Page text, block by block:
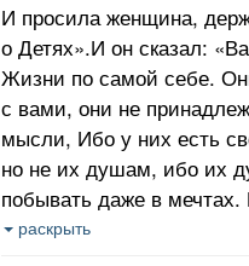
И просила женщина,
о Детях».И он сказал:
Жизни по самой себе.
с вами, они не
мысли, Ибо у них есть
но не их душам, ибо их
побывать даже в
но не стремитесь
раскрыть